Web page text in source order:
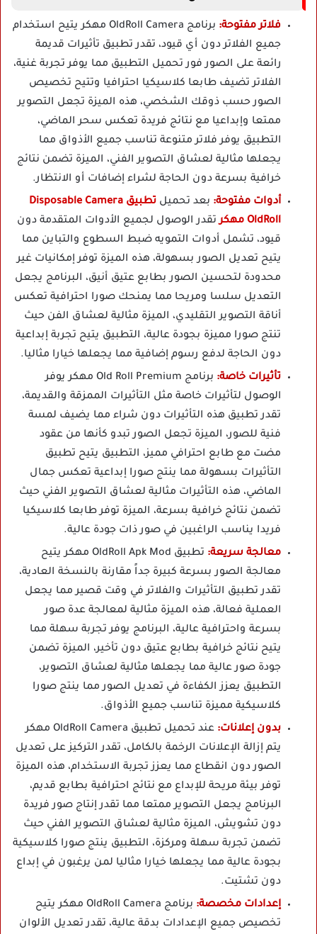
فلاتر مفتوحة:
برنامج OldRoll Camera مهكر يتيح استخدام
جميع الفلاتر دون أي قيود، تقدر تطبيق تأثيرات قديمة
رائعة على الصور فور تحميل التطبيق مما يوفر تجربة غنية،
الفلاتر تضيف طابعا كلاسيكيا احترافيا وتتيح تخصيص
الصور حسب ذوقك الشخصي، هذه الميزة تجعل التصوير
ممتعا وإبداعيا مع نتائج فريدة تعكس سحر الماضي،
التطبيق يوفر فلاتر متنوعة تناسب جميع الأذواق مما
يجعلها مثالية لعشاق التصوير الفني، الميزة تضمن نتائج
خرافية بسرعة دون الحاجة لشراء إضافات أو الانتظار.
أدوات مفتوحة: بعد تحميل
تطبيق Disposable Camera
OldRoll مهكر
تقدر الوصول لجميع الأدوات المتقدمة دون
قيود، تشمل أدوات التمويه ضبط السطوع والتباين مما
يتيح تعديل الصور بسهولة، هذه الميزة توفر إمكانيات غير
محدودة لتحسين الصور بطابع عتيق أنيق، البرنامج يجعل
التعديل سلسا ومريحا مما يمنحك صورا احترافية تعكس
أناقة التصوير التقليدي، الميزة مثالية لعشاق الفن حيث
تنتج صورا مميزة بجودة عالية، التطبيق يتيح تجربة إبداعية
دون الحاجة لدفع رسوم إضافية مما يجعلها خيارا مثاليا.
تأثيرات خاصة:
برنامج Old Roll Premium مهكر يوفر
الوصول لتأثيرات خاصة مثل التأثيرات الممزقة والقديمة،
تقدر تطبيق هذه التأثيرات دون شراء مما يضيف لمسة
فنية للصور، الميزة تجعل الصور تبدو كأنها من عقود
مضت مع طابع احترافي مميز، التطبيق يتيح تطبيق
التأثيرات بسهولة مما ينتج صورا إبداعية تعكس جمال
الماضي، هذه التأثيرات مثالية لعشاق التصوير الفني حيث
تضمن نتائج خرافية بسرعة، الميزة توفر طابعا كلاسيكيا
فريدا يناسب الراغبين في صور ذات جودة عالية.
معالجة سريعة:
تطبيق OldRoll Apk Mod مهكر يتيح
معالجة الصور بسرعة كبيرة جداً مقارنة بالنسخة العادية،
تقدر تطبيق التأثيرات والفلاتر في وقت قصير مما يجعل
العملية فعالة، هذه الميزة مثالية لمعالجة عدة صور
بسرعة واحترافية عالية، البرنامج يوفر تجربة سهلة مما
يتيح نتائج خرافية بطابع عتيق دون تأخير، الميزة تضمن
جودة صور عالية مما يجعلها مثالية لعشاق التصوير،
التطبيق يعزز الكفاءة في تعديل الصور مما ينتج صورا
كلاسيكية مميزة تناسب جميع الأذواق.
بدون إعلانات:
عند تحميل تطبيق OldRoll Camera مهكر
يتم إزالة الإعلانات الرخمة بالكامل، تقدر التركيز على تعديل
الصور دون انقطاع مما يعزز تجربة الاستخدام، هذه الميزة
توفر بيئة مريحة للإبداع مع نتائج احترافية بطابع قديم،
البرنامج يجعل التصوير ممتعا مما تقدر إنتاج صور فريدة
دون تشويش، الميزة مثالية لعشاق التصوير الفني حيث
تضمن تجربة سهلة ومركزة، التطبيق ينتج صورا كلاسيكية
بجودة عالية مما يجعلها خيارا مثاليا لمن يرغبون في إبداع
دون تشتيت.
إعدادات مخصصة:
برنامج OldRoll Camera مهكر يتيح
تخصيص جميع الإعدادات بدقة عالية، تقدر تعديل الألوان